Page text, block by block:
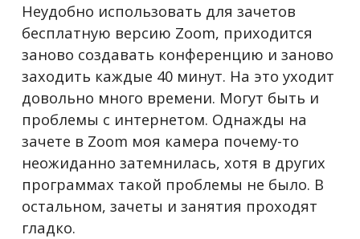
Неудобно использовать для зачетов
бесплатную версию Zoom, приходится
заново создавать конференцию и заново
заходить каждые 40 минут. На это уходит
довольно много времени. Могут быть и
проблемы с интернетом. Однажды на
зачете в Zoom моя камера почему-то
неожиданно затемнилась, хотя в других
программах такой проблемы не было. В
остальном, зачеты и занятия проходят
гладко.